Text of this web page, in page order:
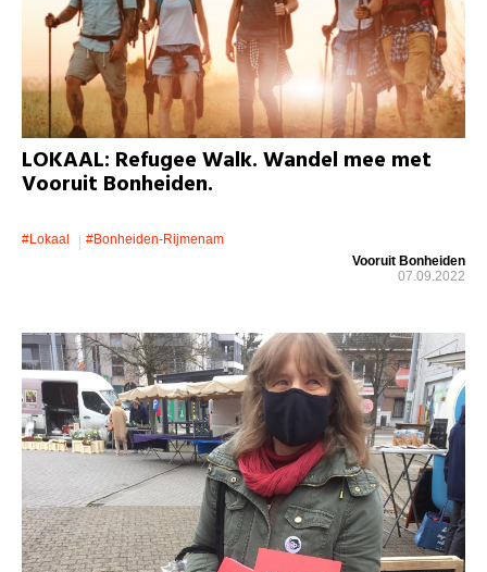
LOKAAL: Refugee Walk. Wandel mee met
Vooruit Bonheiden.
#lokaal
#bonheiden-Rijmenam
Vooruit Bonheiden
07.09.2022